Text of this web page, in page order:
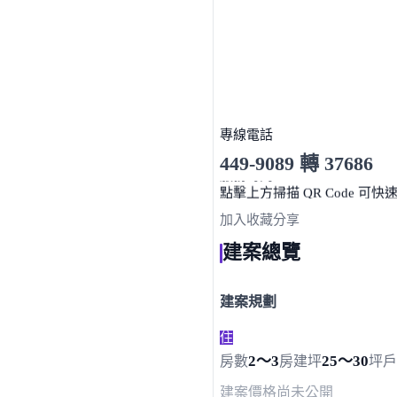
專線電話
449-9089 轉 37686
服務時間 10:00～19:00
加入收藏分享
建案總覽
建案規劃
住
房數2～3房建坪25～30坪
建案價格尚未公開